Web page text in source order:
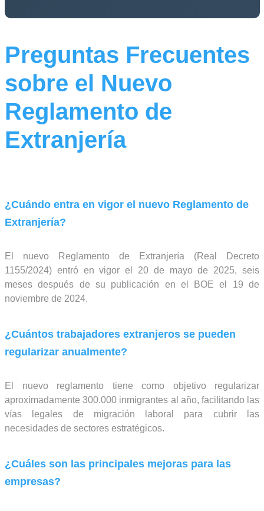
Preguntas Frecuentes
sobre el Nuevo
Reglamento de
Extranjería
¿Cuándo entra en vigor el nuevo Reglamento de
Extranjería?
El nuevo Reglamento de Extranjería (Real Decreto
1155/2024) entró en vigor el 20 de mayo de 2025, seis
meses después de su publicación en el BOE el 19 de
noviembre de 2024.
¿Cuántos trabajadores extranjeros se pueden
regularizar anualmente?
El nuevo reglamento tiene como objetivo regularizar
aproximadamente 300.000 inmigrantes al año, facilitando las
vías legales de migración laboral para cubrir las
necesidades de sectores estratégicos.
¿Cuáles son las principales mejoras para las
empresas?